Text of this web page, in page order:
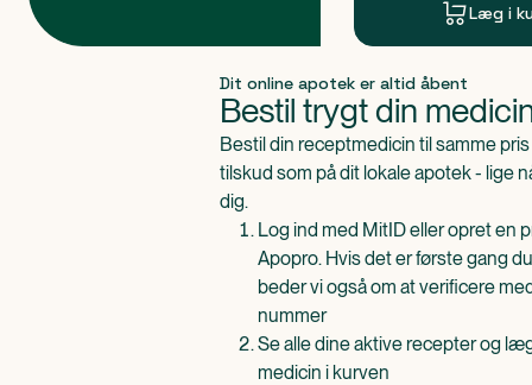
Læg i
Dit online apotek er altid åbent
Bestil trygt din
Bestil din receptmedicin til samme
tilskud som på dit lokale apotek - lige
dig.
Log ind med MitID eller opret en
Apopro. Hvis det er første gang
beder vi også om at verificere
nummer
Se alle dine aktive recepter og
medicin i kurven